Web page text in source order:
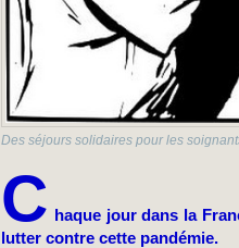
Des séjours solidaires pour les
C haque jour dans la
lutter contre cette pandémie.